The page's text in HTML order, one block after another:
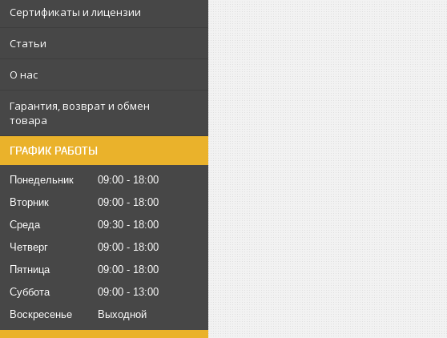
Сертификаты и лицензии
Статьи
О нас
Гарантия, возврат и обмен
товара
ГРАФИК РАБОТЫ
Понедельник 09:00
18:00
Вторник
09:00
18:00
Среда
09:30
18:00
Четверг
09:00
18:00
Пятница
09:00
18:00
Суббота
09:00
13:00
Воскресенье
Выходной